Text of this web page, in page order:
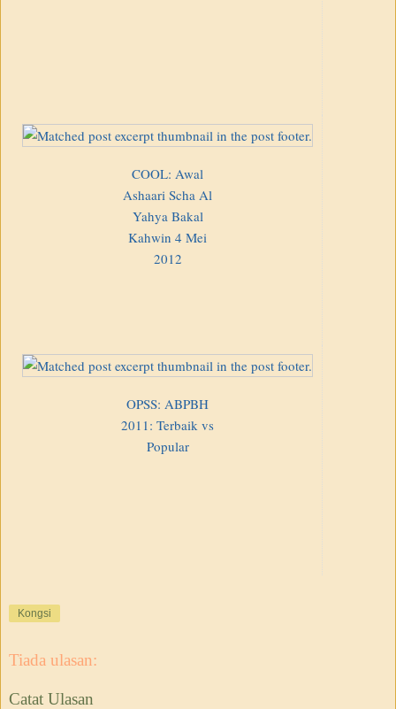
COOL: Awal
Ashaari Scha Al
Yahya Bakal
Kahwin 4 Mei
2012
OPSS: ABPBH
2011: Terbaik vs
Popular
Kongsi
Tiada ulasan:
Catat Ulasan